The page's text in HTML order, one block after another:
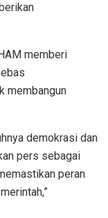
memberi
membangun
demokrasi dan
pers sebagai
peran